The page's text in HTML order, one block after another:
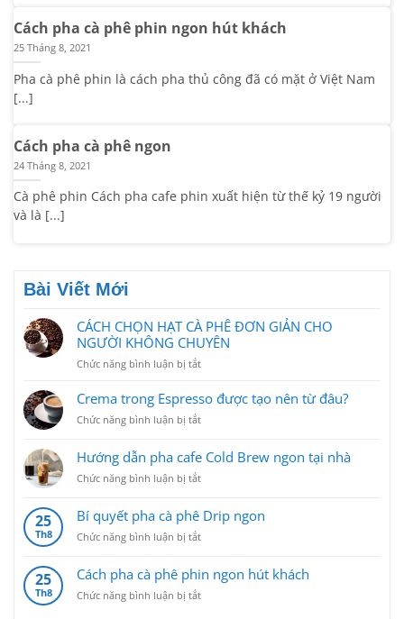
Cách pha cà phê phin ngon hút khách
25 Tháng 8, 2021
Pha cà phê phin là cách pha thủ công đã có mặt ở Việt Nam
[...]
Cách pha cà phê ngon
24 Tháng 8, 2021
Cà phê phin Cách pha cafe phin xuất hiện từ thế kỷ 19 người
và là [...]
Bài Viết Mới
CÁCH CHỌN HẠT CÀ PHÊ ĐƠN GIẢN CHO
NGƯỜI KHÔNG CHUYÊN
Chức năng bình luận bị tắtở
CHỌN
CÀ
ĐƠN
CHO
KHÔNG
Crema trong Espresso được tạo nên từ đâu?
Chức năng bình luận bị tắtở
trong
Espresso
được
nên
đâu?
Hướng dẫn pha cafe Cold Brew ngon tại nhà
Chức năng bình luận bị tắtở
pha
cafe
ngon
tại
25
Th8
Bí quyết pha cà phê Drip ngon
Chức năng bình luận bị tắtở
pha
cà
25
Th8
Cách pha cà phê phin ngon hút khách
Chức năng bình luận bị tắtở